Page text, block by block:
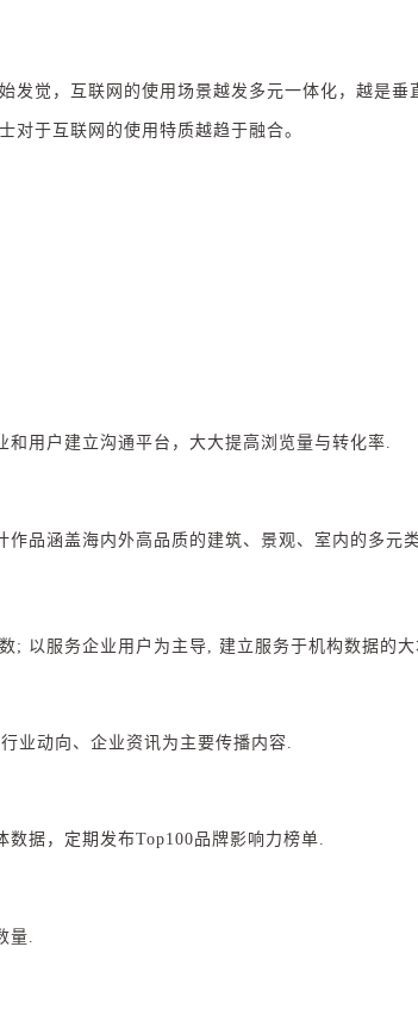
发觉，互联网的使用场景越发多元一体化，越是垂
对于互联网的使用特质越趋于融合。
用户建立沟通平台，大大提高浏览量与转化率.
作品涵盖海内外高品质的建筑、景观、室内的多元
; 以服务企业用户为主导, 建立服务于机构数据的大
业动向、企业资讯为主要传播内容.
数据 ，定期发布Top100品牌影响力榜单.
量.